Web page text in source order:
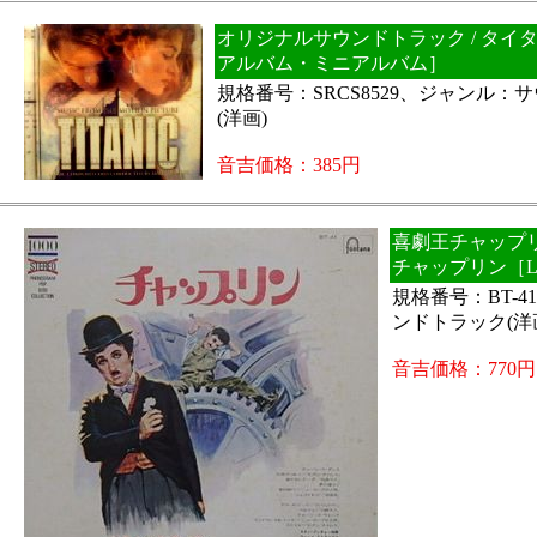
オリジナルサウンドトラック / タイ
アルバム・ミニアルバム］
規格番号：SRCS8529、ジャンル：
(洋画)
音吉価格：385円
喜劇王チャップ
チャップリン［
規格番号：BT-
ンドトラック(洋
音吉価格：770円